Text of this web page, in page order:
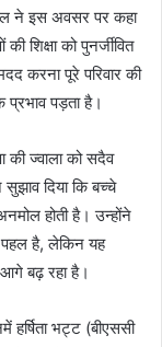
ने इस अवसर पर कहा
शिक्षा को पुनर्जीवित
करना पूरे परिवार की
पड़ता है।
की ज्वाला को सदैव
दिया कि बच्चे
होती है। उन्होंने
पहल है, लेकिन यह
बढ़ रहा है।
भट्ट (बीएससी